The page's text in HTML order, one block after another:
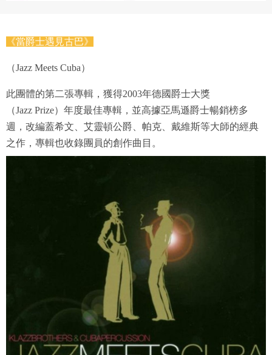
《當爵士遇見古巴》
（Jazz Meets Cuba）
此團體的第二張專輯，獲得2003年德國爵士大獎
（Jazz Prize）年度最佳專輯，並高據亞馬遜爵士暢銷榜多
週，改編蓋希文、艾靈頓公爵、帕克、戴維斯等大師的經典
之作，專輯也收錄團員的創作曲目。
五、聲明保證
作物，會員享有所有權或經合法授權。
如會員違反前項約定致吉寶系統公司遭追訴、請求或求償
者，吉寶系統公司應立即通知會員，必要時本系統得移除爭
議內容。會員應協助相關程序並負擔吉寶系統公司因此所生
支出（包括律師費用）、損害及損失。
六、終止
本合約終止後，會員不得對吉寶系統公司主張任何費用、補
雙方合意專以臺灣臺北地方法院為第一審管轄法